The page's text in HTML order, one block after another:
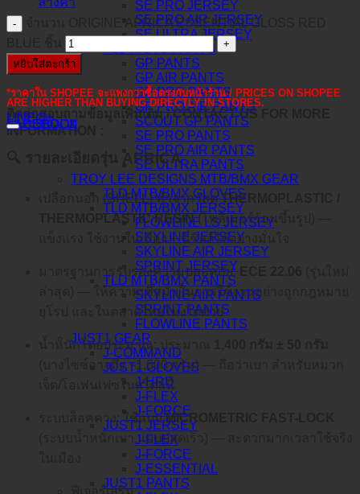
SE PRO JERSEY
SE PRO AIR JERSEY
SE ULTRA JERSEY
TLD MOTO PANTS
GP PANTS
GP AIR PANTS
GP PRO PANTS
GP PRO AIR PANTS
SCOUT GP PANTS
SE PRO PANTS
SE PRO AIR PANTS
SE ULTRA PANTS
TROY LEE DESIGNS MTB/BMX GEAR
TLD MTB/BMX GLOVES
TLD MTB/BMX JERSEY
FLOWLINE LS JERSEY
SKYLINE JERSEY
SKYLINE AIR JERSEY
SPRINT JERSEY
TLD MTB/BMX PANTS
SKYLINE AIR PANTS
SPRINT PANTS
FLOWLINE PANTS
JUST1 GEAR
J-COMMAND
JUST1 GLOVES
J-HRD
J-FLEX
J-FORCE
JUST1 JERSEY
J-FLEX
J-FORCE
J-ESSENTIAL
JUST1 PANTS
จำนวน ORIGINE APRICA ESSENTIAL GLOSS RED
หยิบใส่ตะกร้า
*ราคาใน SHOPEE จะแพงกว่าซื้อตรงกับหน้าร้าน / PRICES ON SHOPEE
ARE HIGHER THAN BUYING DIRECTLY IN STORES.
ติดต่อสอบถามข้อมูลเพิ่มเติม / CONTACT US FOR MORE
INFORMATION :
LINE@
FACEBOOK
คำอธิบาย
🔍 รายละเอียดรุ่น APRICA
เปลือกนอก (SHELL) ทำจากวัสดุTHERMOPLASTIC /
THERMOPLASTIC RESIN(โพลิเมอร์ร้อนขึ้นรูป) —
แข็งแรง ใช้งานในเมือง + ขี่ชิลล์ได้อย่างมั่นใจ
มาตรฐานการรับรองความปลอดภัย:
ล่าสุด) — ให้ความเชื่อมั่นในการใช้งานอย่างถูกกฎหมาย
ยุโรป และในตลาดไทยโมงได้ด้วย
น้ำหนักโดยประมาณ: ประมาณ
(บางไซซ์อาจถึง ~1,500 กรัม) — ถือว่าเบา สำหรับหมวก
เจ็ต/โอเพ่นเฟซในสไตล์นี้
ระบบล็อคคาง: ใช้แบบMICROMETRIC FAST-LOCK
(ระบบน้ำหนักเบา แบบปลดเร็ว) — สะดวกมากเวลาใช้จริง